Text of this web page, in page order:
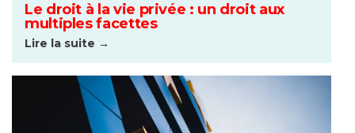
Le droit à la vie privée : un droit aux
multiples facettes
Lire la suite →